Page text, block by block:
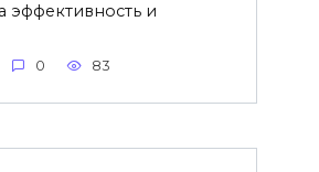
эффективность и
0 83